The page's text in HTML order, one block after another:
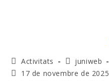
Activitats
juniweb
17 de novembre de 2025